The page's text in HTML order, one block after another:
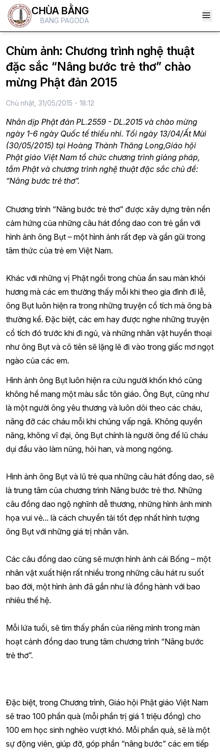
CHÙA BẰNG
BANG PAGODA
Chùm ảnh: Chương trình nghệ thuật
đặc sắc “Nâng bước trẻ thơ” chào
mừng Phật đản 2015
Chủ nhật, 31/05/2015 - 18:12
Nhân dịp Phật đản PL.2559 - DL.2015 và chào mừng
ngày 1-6 ngày Quốc tế thiếu nhi. Tối ngày 13/04/Ất Mùi
(30/05/2015) tại Hoàng Thành Thăng Long,Giáo hội
Phật giáo Việt Nam tổ chức chương trình giảng pháp,
tắm Phật và chương trình nghệ thuật đặc sắc chủ đề:
“Nâng bước trẻ thơ”.
Chương trình “Nâng bước trẻ thơ” được xây dựng trên nền
cảm hứng của những câu hát đồng dao con trẻ gắn với
hình ảnh ông Bụt – một hình ảnh rất đẹp và gần gũi trong
tâm thức của trẻ em Việt Nam.
Khác với những vị Phật ngồi trong chùa ẩn sau màn khói
hương mà các em thường thấy mỗi khi theo gia đình đi lễ,
ông Bụt luôn hiện ra trong những truyện cổ tích mà ông bà
thường kể. Đặc biệt, các em hay được nghe những truyện
cổ tích đó trước khi đi ngủ, và những nhân vật huyền thoại
như ông Bụt và cô tiên sẽ lặng lẽ đi vào trong giấc mơ ngọt
ngào của các em.
Hình ảnh ông Bụt luôn hiện ra cứu người khốn khó cũng
không hề mang một màu sắc tôn giáo. Ông Bụt, cũng như
là một người ông yêu thương và luôn dõi theo các cháu,
nâng đỡ các cháu mỗi khi chúng vấp ngã. Không quyền
năng, không vĩ đại, ông Bụt chính là người ông để lũ cháu
dụi đầu vào làm nũng, hỏi han, và mong ngóng.
Hình ảnh ông Bụt và lũ trẻ qua những câu hát đồng dao, sẽ
là trung tâm của chương trình Nâng bước trẻ thơ. Những
câu đồng dao ngộ nghĩnh dễ thương, những hình ảnh minh
họa vui vẻ... là cách chuyển tải tốt đẹp nhất hình tượng
ông Bụt với những giá trị nhân văn.
Các câu đồng dao cũng sẽ mượn hình ảnh cái Bống – một
nhân vật xuất hiện rất nhiều trong những câu hát ru suốt
bao đời, một hình ảnh đã gần như là đồng hành với bao
nhiêu thế hệ.
Mỗi lứa tuổi, sẽ tìm thấy phần của riêng mình trong màn
hoạt cảnh đồng dao trung tâm chương trình “Nâng bước
trẻ thơ”.
Đặc biệt, trong Chương trình, Giáo hội Phật giáo Việt Nam
sẽ trao 100 phần quà (mỗi phần trị giá 1 triệu đồng) cho
100 em học sinh nghèo vượt khó. Mỗi phần quà, sẽ là một
sự động viên, giúp đỡ, góp phần “nâng bước” các em tiếp